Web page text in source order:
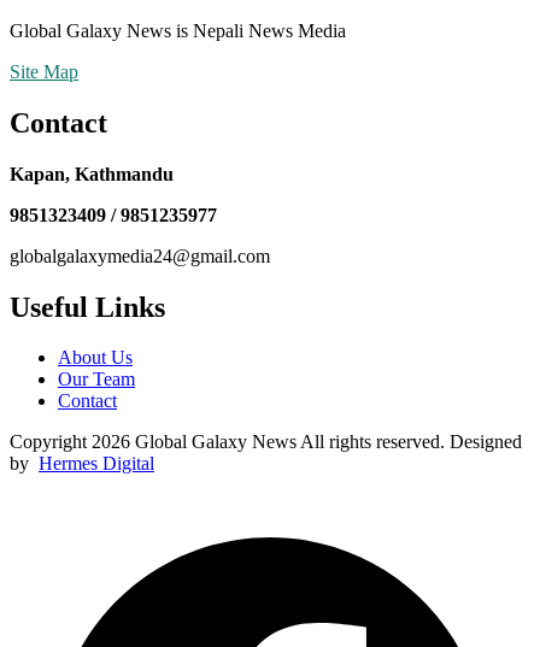
Global Galaxy News is Nepali News Media
Site Map
Contact
Kapan, Kathmandu
9851323409 / 9851235977
globalgalaxymedia24@gmail.com
Useful Links
About Us
Our Team
Contact
Copyright 2026 Global Galaxy News All rights reserved. Designed
by Hermes Digital